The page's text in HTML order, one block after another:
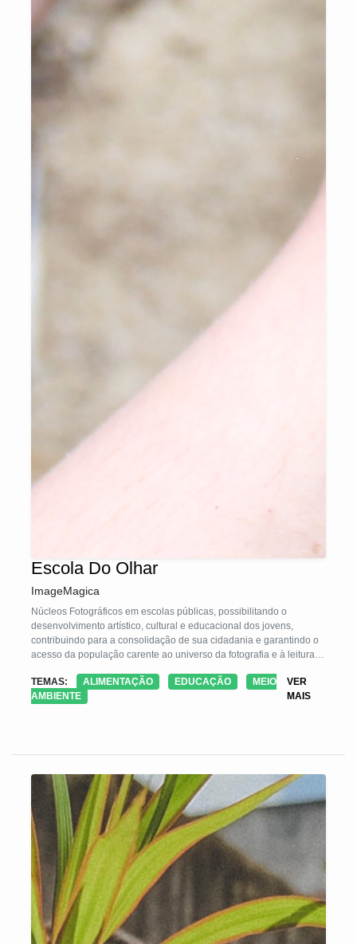
Escola Do Olhar
ImageMagica
Núcleos Fotográficos em escolas públicas, possibilitando o
desenvolvimento artístico, cultural e educacional dos jovens,
contribuindo para a consolidação de sua cidadania e garantindo o
acesso da população carente ao universo da fotografia e à leitura
TEMAS:
ALIMENTAÇÃO EDUCAÇÃO
MEIO
AMBIENTE
VER
MAIS